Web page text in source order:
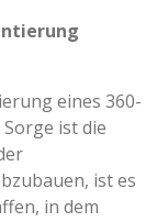
eines 360-
ist die
ist es
in dem